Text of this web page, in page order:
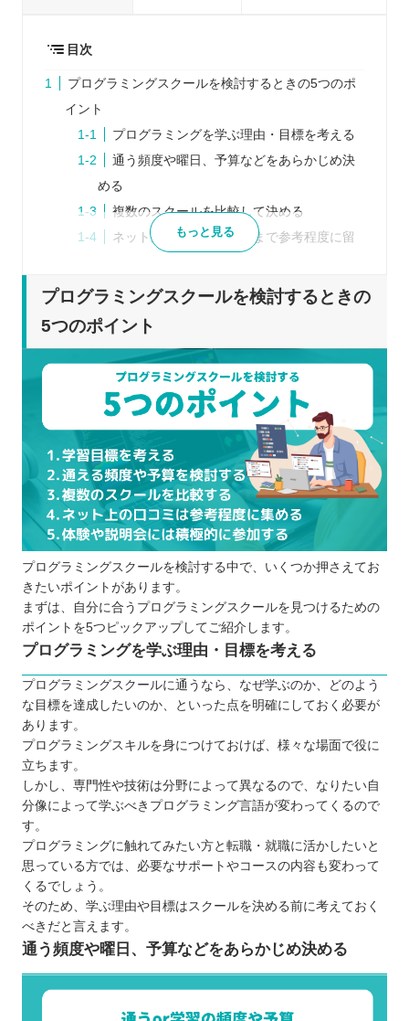
目次
プログラミングスクールを検討するときの5つのポ
イント
プログラミングを学ぶ理由・目標を考える
通う頻度や曜日、予算などをあらかじめ決
める
複数のスクールを比較して決める
ネット上の口コミはあくまで参考程度に留
体験レッスンを行っていれば参加する
各スクール独自の受講形式
カリキュラム・コースの内容
受講に関するフォロー・サポート
料金
プログラミングスクールに通う5つのメリット
仕事にも役立つ専門的な知識が身に付く
講師と他の学生と交流する機会もある
キャリアサポートをしてくれる場合もある
独学よりも短期間で集中して学べる
モチベーションを維持しやすい
プログラミングスクールに通う3つのデメリット
費用の負担が大きい
仕事との両立が難しい場合もある
どんなプログラミング言語を学ぶと良いのか
大人向け・子ども向けプログラミングスクールの違
い
プログラミングスクールで挫折しないためのポイン
【福岡】大人向けのおすすめプログラミングスクー
ル10選
TECH I.S.（テックアイエス）
G’s ACADEMY
もっと見る
プログラミングスクールを検討するときの
5つのポイント
プログラミングスクールを検討する中で、いくつか押さえてお
きたいポイントがあります。
まずは、自分に合うプログラミングスクールを見つけるための
ポイントを5つピックアップしてご紹介します。
プログラミングを学ぶ理由・目標を考える
プログラミングスクールに通うなら、なぜ学ぶのか、どのよう
な目標を達成したいのか、といった点を明確にしておく必要が
あります。
プログラミングスキルを身につけておけば、様々な場面で役に
立ちます。
しかし、専門性や技術は分野によって異なるので、なりたい自
分像によって学ぶべきプログラミング言語が変わってくるので
す。
プログラミングに触れてみたい方と転職・就職に活かしたいと
思っている方では、必要なサポートやコースの内容も変わって
くるでしょう。
そのため、学ぶ理由や目標はスクールを決める前に考えておく
べきだと言えます。
通う頻度や曜日、予算などをあらかじめ決める